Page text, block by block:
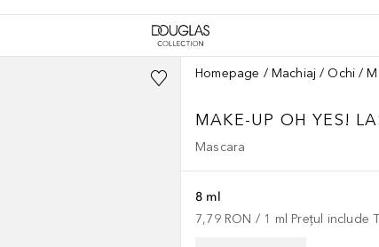
Homepage Machiaj Ochi
MAKE-UP OH YES!
Mascara
8 ml
7,79 RON / 1 ml Prețul include